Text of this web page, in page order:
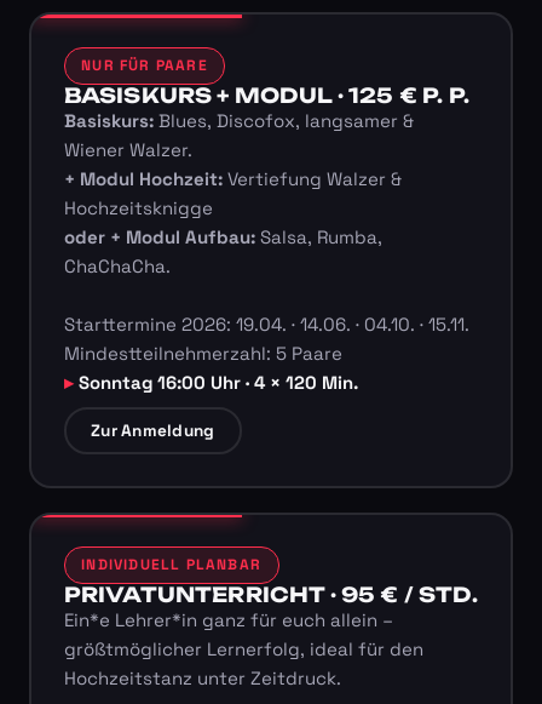
NUR FÜR PAARE
BASISKURS + MODUL · 125 € P. P.
Basiskurs:Blues, Discofox, langsamer &
Wiener Walzer.
+ Modul Hochzeit:Vertiefung Walzer &
Hochzeitsknigge
oder + Modul Aufbau:Salsa, Rumba,
ChaChaCha.
Starttermine 2026: 19.04. · 14.06. · 04.10. · 15.11.
Mindestteilnehmerzahl: 5 Paare
Sonntag 16:00 Uhr · 4 × 120 Min.
Zur Anmeldung
INDIVIDUELL PLANBAR
PRIVATUNTERRICHT · 95 € / STD.
Ein*e Lehrer*in ganz für euch allein –
größtmöglicher Lernerfolg, ideal für den
Hochzeitstanz unter Zeitdruck.